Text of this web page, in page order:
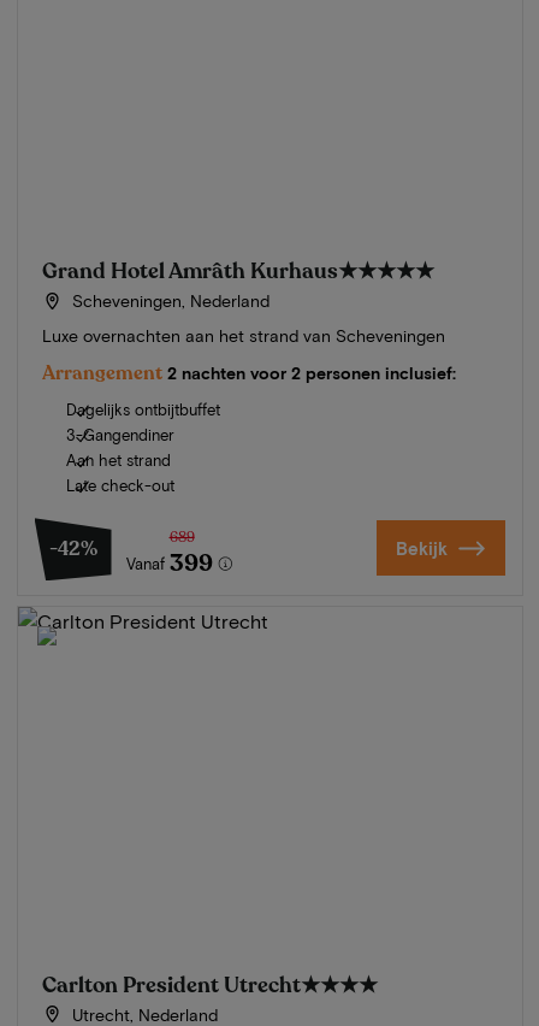
Grand Hotel Amrâth Kurhaus★★★★★
Scheveningen, Nederland
Luxe overnachten aan het strand van Scheveningen
Arrangement 2 nachten voor 2 personen inclusief:
Dagelijks ontbijtbuffet
3-Gangendiner
Aan het strand
Late check-out
-42%
Vanaf
689
399 Bekijk
Carlton President Utrecht★★★★
Utrecht, Nederland